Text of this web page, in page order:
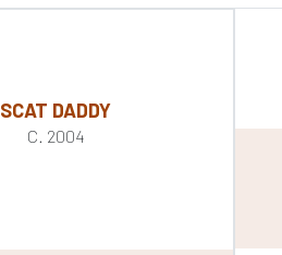
SCAT DADDY
C. 2004